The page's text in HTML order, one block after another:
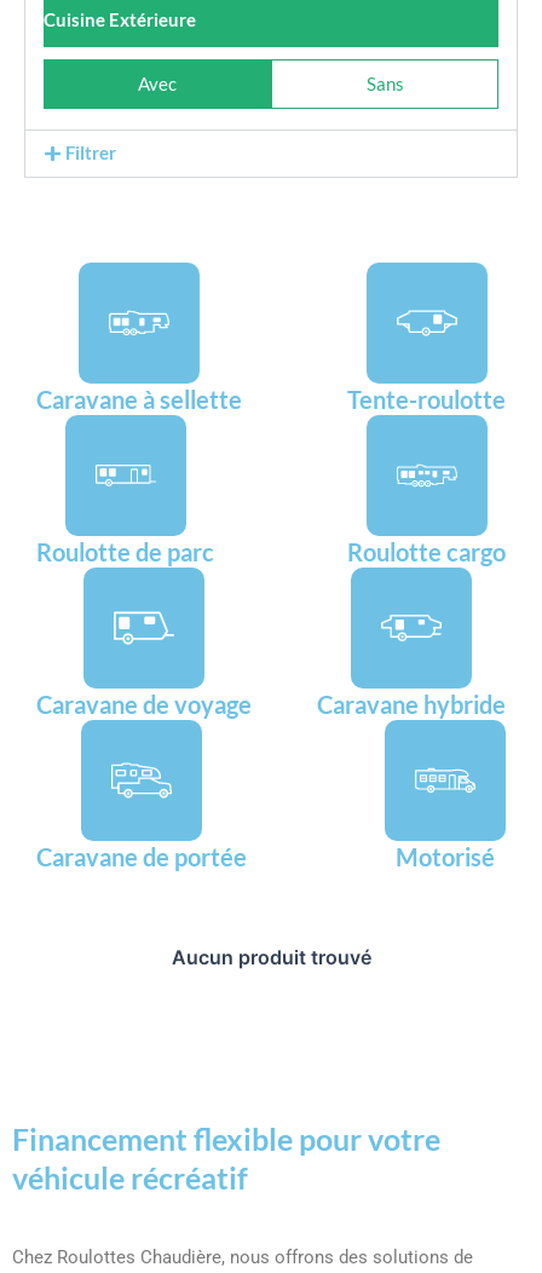
Cuisine Extérieure
Avec Sans
Filtrer
Caravane à sellette Tente-roulotte
Roulotte de parc Roulotte cargo
Caravane de voyage Caravane hybride
Caravane de portée Motorisé
Aucun produit trouvé
Financement flexible pour votre
véhicule récréatif
Chez Roulottes Chaudière, nous offrons des solutions de